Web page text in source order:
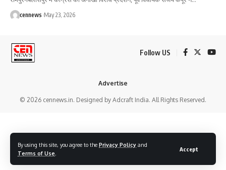
By using this site, you agree to the Privacy Policy and
Terms of Use
Accept
cennews May 23, 2026
Follow US
© 2026 cennews.in. Designed by Adcraft India. All Rights Reserved.
Advertise